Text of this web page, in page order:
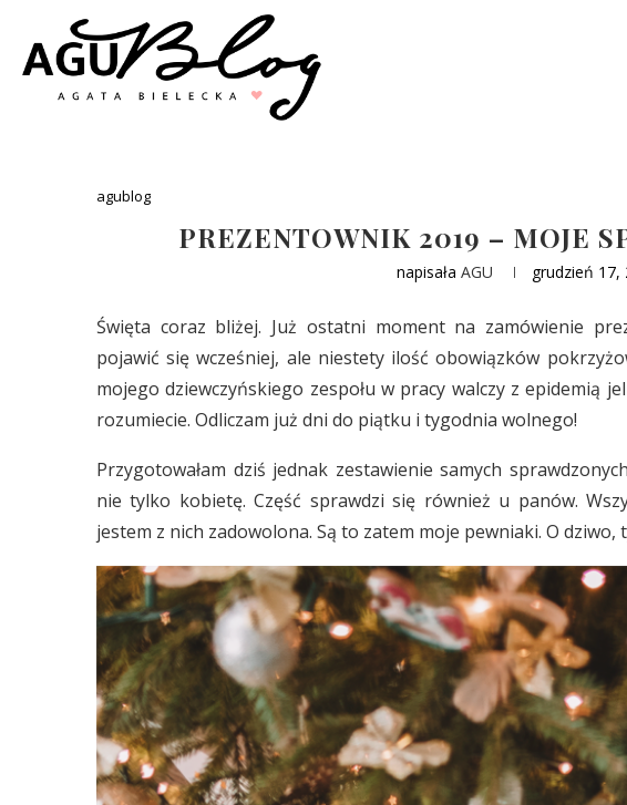
agublog
PREZENTOWNIK 2019 – MOJE
napisała AGU grudzień 17,
Święta coraz bliżej. Już ostatni moment na zamówienie
pojawić się wcześniej, ale niestety ilość obowiązków
mojego dziewczyńskiego zespołu w pracy walczy z epidemią
rozumiecie. Odliczam już dni do piątku i tygodnia wolnego!
Przygotowałam dziś jednak zestawienie samych
nie tylko kobietę. Część sprawdzi się również u panów.
jestem z nich zadowolona. Są to zatem moje pewniaki. O